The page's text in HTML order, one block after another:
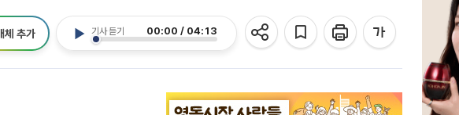
기사 듣기 00:00 / 04:13
체 추가